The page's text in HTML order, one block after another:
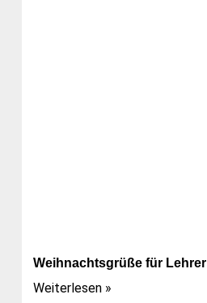
Weihnachtsgrüße für Lehrer
Weiterlesen »